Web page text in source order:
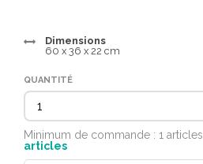
Dimensions
60 x 36 x 22 cm
QUANTITÉ
Minimum de commande : 1 articles
articles